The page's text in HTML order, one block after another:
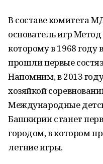
В составе комитета
основатель игр
которому в 1968 году
прошли первые
Напомним, в 2013
хозяйкой
Международные
Башкирии станет
городом, в котором
летние игры.